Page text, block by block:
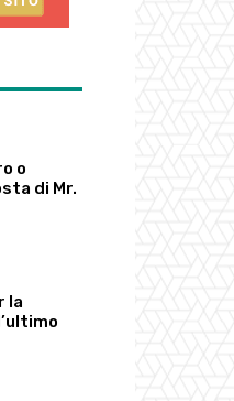
o
di Mr.
la